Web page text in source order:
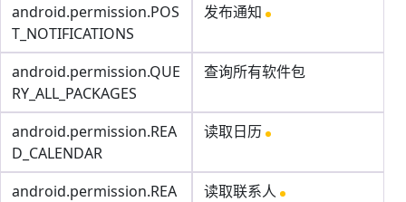
android.permission.POS
T_NOTIFICATIONS
发布通知
android.permission.QUE
RY_ALL_PACKAGES
查询所有软件包
android.permission.REA
D_CALENDAR
读取日历
android.permission.REA
读取联系人